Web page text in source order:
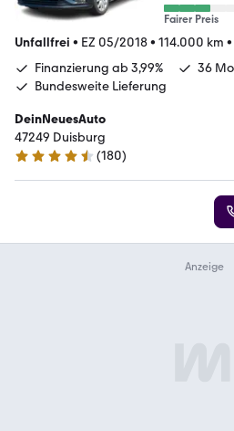
Fairer Preis
Unfallfrei • EZ 05/2018• 114.000 km •
Finanzierung ab 3,99%
36
Bundesweite Lieferung
DeinNeuesAuto
47249 Duisburg
4.7 Sterne
(180)